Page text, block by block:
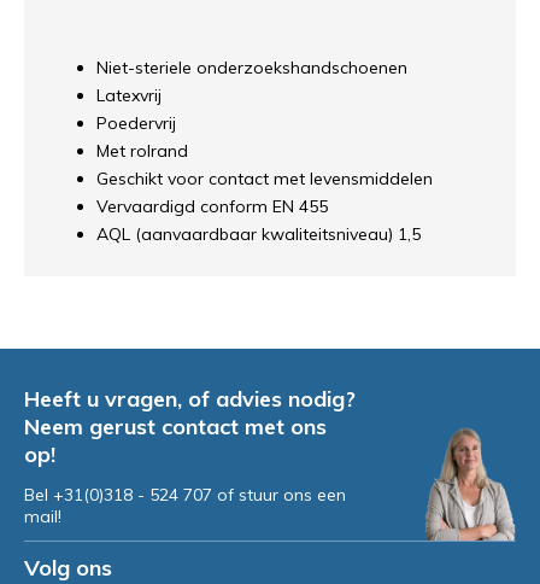
Niet-steriele onderzoekshandschoenen
Latexvrij
Poedervrij
Met rolrand
Geschikt voor contact met levensmiddelen
Vervaardigd conform EN 455
AQL (aanvaardbaar kwaliteitsniveau) 1,5
Heeft u vragen, of advies nodig?
Neem gerust contact met ons
op!
Bel +31(0)318 - 524 707 of stuur ons een
mail!
Volg ons